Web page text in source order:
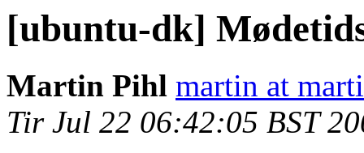
[ubuntu-dk]
Martin Pihl martin at
Tir Jul 22 06:42:05 BST